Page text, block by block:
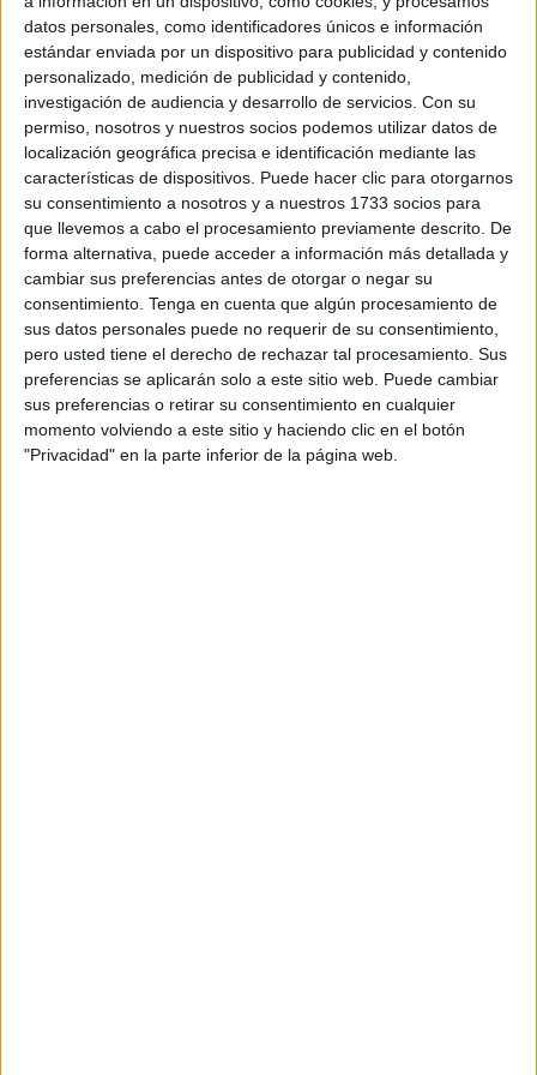
datos personales, como identificadores únicos e información
estándar enviada por un dispositivo para publicidad y contenido
personalizado, medición de publicidad y contenido,
investigación de audiencia y desarrollo de servicios. Con su
permiso, nosotros y nuestros socios podemos utilizar datos de
localización geográfica precisa e identificación mediante las
características de dispositivos. Puede hacer clic para otorgarnos
su consentimiento a nosotros y a nuestros 1733 socios para
que llevemos a cabo el procesamiento previamente descrito. De
forma alternativa, puede acceder a información más detallada y
cambiar sus preferencias antes de otorgar o negar su
consentimiento. Tenga en cuenta que algún procesamiento de
sus datos personales puede no requerir de su consentimiento,
pero usted tiene el derecho de rechazar tal procesamiento. Sus
preferencias se aplicarán solo a este sitio web. Puede cambiar
sus preferencias o retirar su consentimiento en cualquier
momento volviendo a este sitio y haciendo clic en el botón
"Privacidad" en la parte inferior de la página web.
porque, de todas formas, nadie (o casi) pide cuentas a
posteriori. Al final va a ser verdad que nos merecemos lo
que nos llueve encima.
La segunda perla es que la política hace extraños
compañeros de viaje. Bien es cierto que esta idea se
propaga desde el momento en que comprobamos cómo
formaciones que dedican la mayoría de su tiempo a
propagar mierda públicamente sobre los otros por todos
los ventiladores habidos y por haber, llegan después a
acuerdos sobre diversos temas, siempre al abrigo de luces
y taquígrafos y envueltos todos en un ocultismo
sospechoso. Si la idea teórica de la política es que, entre
otros, se hagan aportaciones para hacernos la vida más
fácil a los ciudadanos, no entiendo esa manía de tomar a
los votantes por menores de edad (¿gilipollas, quizás?) y